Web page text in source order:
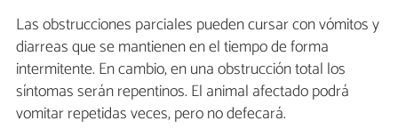
Las obstrucciones parciales pueden cursar con vómitos y
diarreas que se mantienen en el tiempo de forma
intermitente. En cambio, en una obstrucción total los
síntomas serán repentinos. El animal afectado podrá
vomitar repetidas veces, pero no defecará.